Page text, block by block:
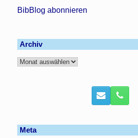
BibBlog abonnieren
Archiv
Archiv
Meta